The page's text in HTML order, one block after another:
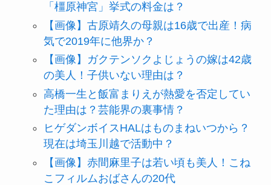
「橿原神宮」挙式の料金は？
【画像】古原靖久の母親は16歳で出産！病
気で2019年に他界か？
【画像】ガクテンソクよじょうの嫁は42歳
の美人！子供いない理由は？
高橋一生と飯富まりえが熱愛を否定してい
た理由は？芸能界の裏事情？
ヒゲダンボイスHALはものまねいつから？
現在は埼玉川越で活動中？
【画像】赤間麻里子は若い頃も美人！こね
こフィルムおばさんの20代